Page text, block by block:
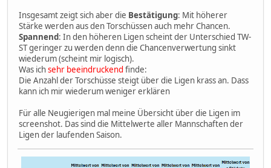
Insgesamt zeigt sich aber die Bestätigung: Mit höherer
Stärke werden aus den Torschüssen auch mehr Chancen.
Spannend: In den höheren Ligen scheint der Unterschied TW-
ST geringer zu werden denn die Chancenverwertung sinkt
wiederum (scheint mir logisch).
Was ichsehr beeindruckend finde:
Die Anzahl der Torschüsse steigt über die Ligen krass an. Dass
kann ich mir wiederum weniger erklären
Für alle Neugierigen mal meine Übersicht über die Ligen im
screenshot. Das sind die Mittelwerte aller Mannschaften der
Ligen der laufenden Saison.